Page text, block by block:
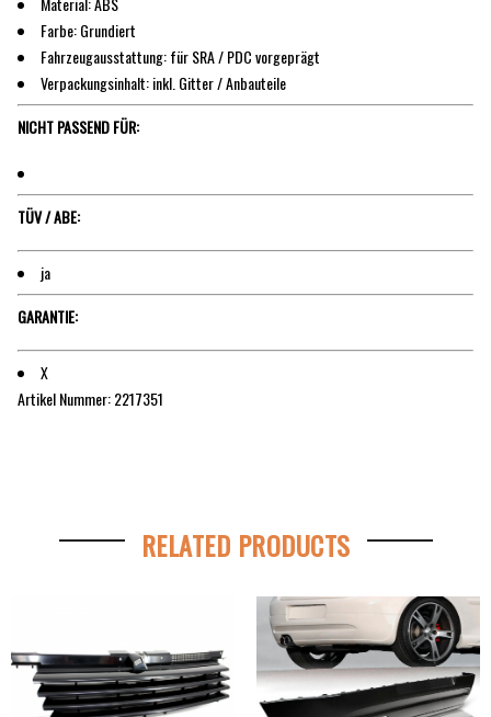
Farbe: Grundiert
Fahrzeugausstattung: für SRA / PDC vorgeprägt
Verpackungsinhalt: inkl. Gitter / Anbauteile
NICHT PASSEND FÜR:
TÜV / ABE:
ja
GARANTIE:
X
Artikel Nummer: 2217351
RELATED PRODUCTS